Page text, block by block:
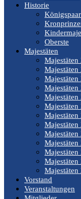
Historie
Oberste
Majestäten
Majestäten
Majestäten
Majestäten
Majestäten
Majestäten
Majestäten
Majestäten
Majestäten
Majestäten
Majestäten
Majestäten
Majestäten
Majestäten
Vorstand
Veranstaltungen